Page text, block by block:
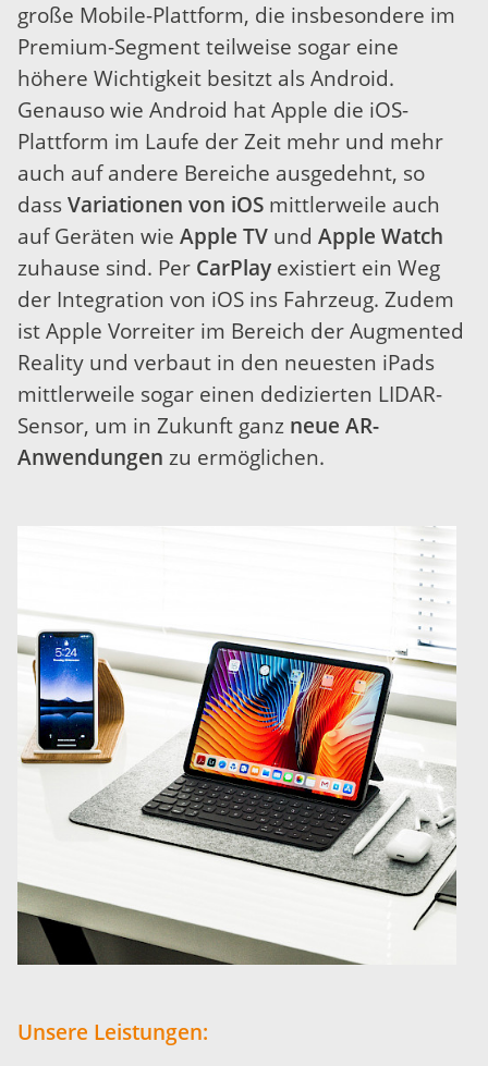
große Mobile-Plattform, die insbesondere im
Premium-Segment teilweise sogar eine
höhere Wichtigkeit besitzt als Android.
Genauso wie Android hat Apple die iOS-
Plattform im Laufe der Zeit mehr und mehr
auch auf andere Bereiche ausgedehnt, so
dassVariationen von iOS mittlerweile auch
auf Geräten wie Apple TV und Apple Watch
zuhause sind. Per CarPlay existiert ein Weg
der Integration von iOS ins Fahrzeug. Zudem
ist Apple Vorreiter im Bereich der Augmented
Reality und verbaut in den neuesten iPads
mittlerweile sogar einen dedizierten LIDAR-
Sensor, um in Zukunft ganz neue AR-
Anwendungen zu ermöglichen.
Unsere Leistungen: